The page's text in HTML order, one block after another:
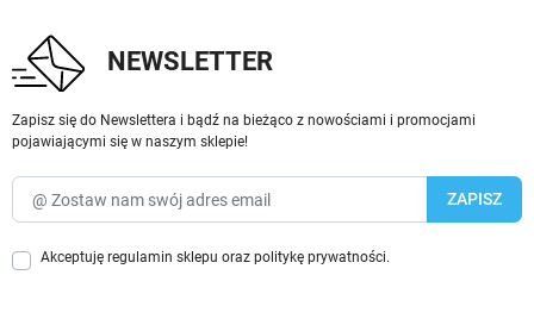
NEWSLETTER
Zapisz się do Newslettera i bądź na bieżąco z nowościami i promocjami
pojawiającymi się w naszym sklepie!
Akceptuję regulamin sklepu oraz politykę prywatności.